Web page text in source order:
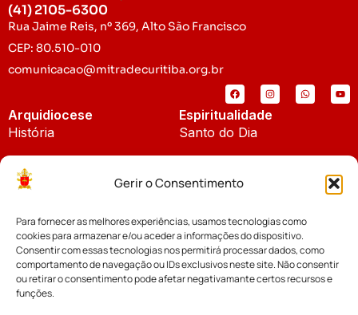
Gerir o Consentimento
Para fornecer as melhores experiências, usamos tecnologias como
cookies para armazenar e/ou aceder a informações do dispositivo.
Consentir com essas tecnologias nos permitirá processar dados, como
comportamento de navegação ou IDs exclusivos neste site. Não consentir
ou retirar o consentimento pode afetar negativamante certos recursos e
funções.
(41) 2105-6300
Rua Jaime Reis, nº 369, Alto São Francisco
CEP: 80.510-010
comunicacao@mitradecuritiba.org.br
Arquidiocese
História
Padroeira
Espiritualidade
Santo do Dia
Notícias
Notícias da Arquidiocese
Notícias Cáritas
Cúria Diocesana
Fundo Diocesano